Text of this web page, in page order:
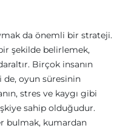
da önemli bir strateji.
şekilde belirlemek,
Birçok insanın
de, oyun süresinin
stres ve kaygı gibi
sahip olduğudur.
bulmak, kumardan